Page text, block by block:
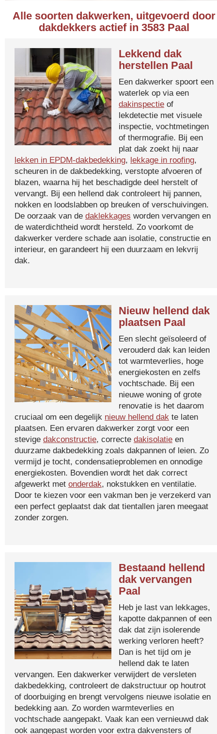
Alle soorten dakwerken, uitgevoerd door
dakdekkers actief in 3583 Paal
Lekkend dak
herstellen Paal
Een dakwerker spoort een
waterlek op via een
dakinspectie of
lekdetectie met visuele
inspectie, vochtmetingen
of thermografie. Bij een
plat dak zoekt hij naar
lekken in EPDM-dakbedekking, lekkage in roofing,
scheuren in de dakbedekking, verstopte afvoeren of
blazen, waarna hij het beschadigde deel herstelt of
vervangt. Bij een hellend dak controleert hij pannen,
nokken en loodslabben op breuken of verschuivingen.
De oorzaak van de daklekkages worden vervangen en
de waterdichtheid wordt hersteld. Zo voorkomt de
dakwerker verdere schade aan isolatie, constructie en
interieur, en garandeert hij een duurzaam en lekvrij
dak.
Nieuw hellend dak
plaatsen Paal
Een slecht geïsoleerd of
verouderd dak kan leiden
tot warmteverlies, hoge
energiekosten en zelfs
vochtschade. Bij een
nieuwe woning of grote
renovatie is het daarom
cruciaal om een degelijk nieuw hellend dak te laten
plaatsen. Een ervaren dakwerker zorgt voor een
stevige dakconstructie, correcte dakisolatie en
duurzame dakbedekking zoals dakpannen of leien. Zo
vermijd je tocht, condensatieproblemen en onnodige
energiekosten. Bovendien wordt het dak correct
afgewerkt met onderdak, nokstukken en ventilatie.
Door te kiezen voor een vakman ben je verzekerd van
een perfect geplaatst dak dat tientallen jaren meegaat
zonder zorgen.
Bestaand hellend
dak vervangen
Paal
Heb je last van lekkages,
kapotte dakpannen of een
dak dat zijn isolerende
werking verloren heeft?
Dan is het tijd om je
hellend dak te laten
vervangen. Een dakwerker verwijdert de versleten
dakbedekking, controleert de dakstructuur op houtrot
of doorbuiging en brengt vervolgens nieuwe isolatie en
bedekking aan. Zo worden warmteverlies en
vochtschade aangepakt. Vaak kan een vernieuwd dak
ook aangepast worden voor extra dakvensters of